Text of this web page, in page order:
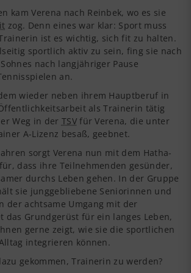
kam Verena nach Reinbek, wo es sie
zog. Denn eines war klar: Sport muss
ist es wichtig, sich fit zu halten.
sportlich aktiv zu sein, fing sie nach
nach langjähriger Pause
an.
wieder neben ihrem Hauptberuf in
als Trainerin tätig
Weg in der TSVfür Verena, die unter
A-Lizenz besaß, geebnet.
sorgt Verena nun mit dem Hatha-
dass ihre Teilnehmenden gesünder,
durchs Leben gehen. In der Gruppe
sie junggebliebene Seniorinnen und
der achtsame Umgang mit der
das Grundgerüst für ein langes Leben,
gerne zeigt, wie sie die sportlichen
integrieren können.
gekommen, Trainerin zu werden?